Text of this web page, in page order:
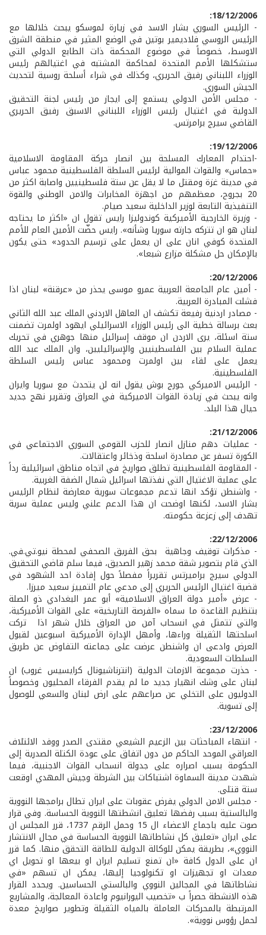
18/12/2006:
- الرئيس السوري بشار الاسد في زيارة لموسكو يبحث خلالها مع
الرئيس الروسي فلاديمير بوتين في الوضع المثير في منطقة الشرق
الاوسط، خصوصاً في موضوع المحكمة ذات الطابع الدولي التي
ستشكلها الأمم المتحدة لمحاكمة المشتبه في اغتيالهم رئيس
الوزراء اللبناني رفيق الحريري، وكذلك في شراء أسلحة روسية لتحديث
الجيش السوري.
- مجلس الأمن الدولي يستمع إلى ايجاز من رئيس لجنة التحقيق
الدولية في اغتيال رئيس الوزراء اللبناني الاسبق رفيق الحريري
القاضي سيرج برامرتس.
19/12/2006:
-احتدام المعارك المسلحة بين انصار حركة المقاومة الاسلامية
«حماس» والقوات الموالية لرئيس السلطة الفلسطينية محمود عباس
في مدينة غزة ومقتل ما لا يقل عن ستة فلسطينيين واصابة اكثر من
20 بجروح، معظمهم من اجهزة المخابرات والامن الوطني والقوة
التنفيذية التابعة لوزير الداخلية سعيد صيام.
- وزيرة الخارجية الأميركية كوندوليزا رايس تقول ان «اكثر ما يحتاجه
لبنان هو ان تتركه جارته سوريا وشأنه». رايس حضّت الأمين العام للأمم
المتحدة كوفي انان على ان يعمل على ترسيم الحدود» حتى يكون
بالإمكان حل مشكلة مزارع شبعا».
20/12/2006:
- أمين عام الجامعة العربية عمرو موسى يحذر من «عرقنة» لبنان اذا
فشلت المبادرة العربية.
- مصادر اردنية رفيعة تكشف ان العاهل الاردني الملك عبد الله الثاني
بعث برسالة خطية الى رئيس الوزراء الاسرائيلي ايهود اولمرت تضمنت
ستة اسئلة، يرى الاردن ان موقف إسرائيل منها جوهري في تحريك
عملية السلام بين الفلسطينيين والإسرائيليين، وان الملك عبد الله
يعمل على لقاء بين اولمرت ومحمود عباس رئيس السلطة
الفلسطينية.
- الرئيس الاميركي جورج بوش يقول انه لن يتحدث مع سوريا وايران
وانه يبحث في زيادة القوات الاميركية في العراق وتقرير نهج جديد
حيال هذا البلد.
21/12/2006:
- عمليات دهم منازل انصار للحزب القومي السوري الاجتماعي في
الكورة تسفر عن مصادرة اسلحة وذخائر واعتقالات.
- المقاومة الفلسطينية تطلق صواريخ في اتجاه مناطق اسرائيلية رداً
على عملية الاغتيال التي نفذتها اسرائيل شمال الضفة الغربية.
- واشنطن تؤكد انها تدعم مجموعات سورية معارضة لنظام الرئيس
بشار الاسد، لكنها اوضحت ان هذا الدعم علني وليس عملية سرية
تهدف إلى زعزعة حكومته.
22/12/2006:
- مذكرات توقيف وجاهية بحق الفريق الصحفي لمحطة نيو.تي.في.
الذي قام بتصوير شقة محمد زهير الصديق، فيما سلم قاضي التحقيق
الدولي سيرج براميرتس تقريراً مفصلاً حول إفادة احد الشهود في
قضية اغتيال الرئيس الحريري إلى مدعي عام التمييز سعيد ميرزا.
- عرض «أمير دولة العراق الاسلامية» أبو عمر البغدادي ذو الصلة
بتنظيم القاعدة ما سماه «الفرصة التاريخية» على القوات الأميركية،
والتي تتمثل في انسحاب آمن من العراق خلال شهر اذا تركت
اسلحتها الثقيلة وراءها، وأمهل الإدارة الأميركية اسبوعين لقبول
العرض وادعى ان واشنطن عرضت على جماعته التفاوض عن طريق
السلطات السعودية.
- حذرت مجموعة الازمات الدولية (انترناشيونال كرايسيس غروب) ان
لبنان على وشك انهيار جديد ما لم يقدم الفرقاء المحليون وخصوصاً
الدوليون على التخلي عن صراعهم على ارض لبنان والسعي للوصول
إلى تسوية.
23/12/2006:
- انتهاء المباحثات بين الزعيم الشيعي مقتدى الصدر ووفد الائتلاف
العراقي الموحد الحاكم من دون اتفاق على عودة الكتلة الصدرية إلى
الحكومة بسبب اصراره على جدولة انسحاب القوات الاجنبية، فيما
شهدت مدينة السماوة اشتباكات بين الشرطة وجيش المهدي اوقعت
ستة قتلى.
- مجلس الامن الدولي يفرض عقوبات على ايران تطال برامجها النووية
والبالستية بسبب رفضها تعليق انشطتها النووية الحساسة. وفي قرار
صوت عليه باجماع الاعضاء ال 15 وحمل الرقم 1737، قرر المجلس ان
على ايران «تعليق كل نشاطاتها النووية الحساسة في مجال الانتشار
النووي»، بطريقة يمكن للوكالة الدولية للطاقة التحقق منها. كما قرر
ان على الدول كافة «ان تمنع تسليم ايران او بيعها او تحويل اي
معدات او تجهيزات او تكنولوجيا إليها، يمكن ان تسهم «في
نشاطاتها في المجالين النووي والبالستي الحساسين. ويحدد القرار
هذه الانشطة حصراً ب «تخصيب اليورانيوم واعادة المعالجة، والمشاريع
المرتبطة بالمحركات العاملة بالمياه الثقيلة وتطوير صواريخ معدة
لحمل رؤوس نووية».